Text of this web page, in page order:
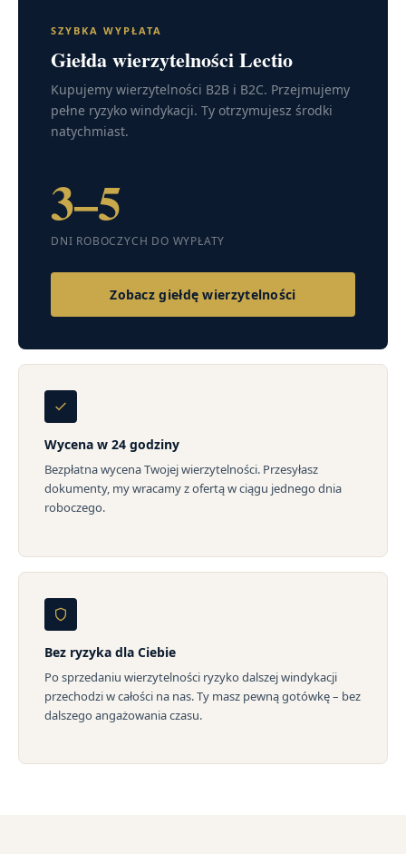
SZYBKA WYPŁATA
Giełda wierzytelności Lectio
Kupujemy wierzytelności B2B i B2C. Przejmujemy
pełne ryzyko windykacji. Ty otrzymujesz środki
natychmiast.
3–5
DNI ROBOCZYCH DO WYPŁATY
Zobacz giełdę wierzytelności
Wycena w 24 godziny
Bezpłatna wycena Twojej wierzytelności. Przesyłasz
dokumenty, my wracamy z ofertą w ciągu jednego dnia
roboczego.
Bez ryzyka dla Ciebie
Po sprzedaniu wierzytelności ryzyko dalszej windykacji
przechodzi w całości na nas. Ty masz pewną gotówkę – bez
dalszego angażowania czasu.